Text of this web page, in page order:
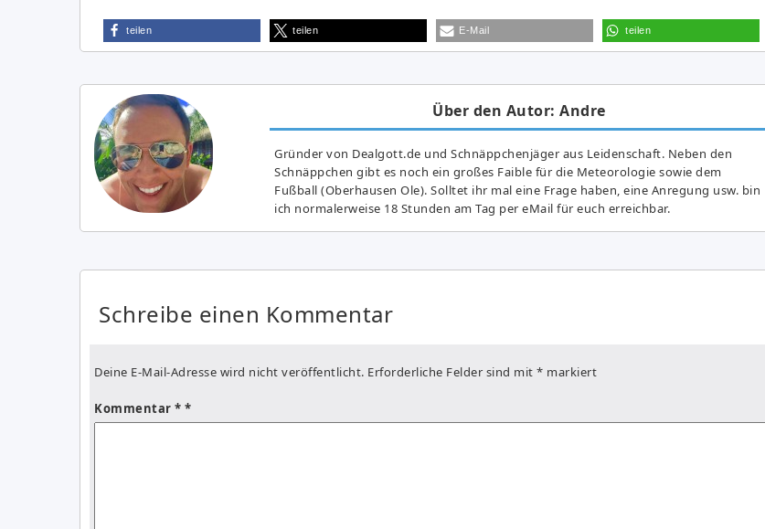
teilen teilen E-Mail teilen
Über den Autor: Andre
Gründer von Dealgott.de und Schnäppchenjäger aus Leidenschaft. Neben den
Schnäppchen gibt es noch ein großes Fai­ble für die Meteorologie sowie dem
Fußball (Oberhausen Ole). Solltet ihr mal eine Frage haben, eine Anregung usw. bin
ich normalerweise 18 Stunden am Tag per eMail für euch erreichbar.
Schreibe einen Kommentar
Deine E-Mail-Adresse wird nicht veröffentlicht. Erforderliche Felder sind mit * markiert
Kommentar *